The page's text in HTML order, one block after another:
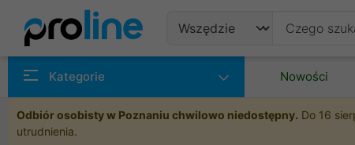
Kategorie Nowości
Odbiór osobisty w Poznaniu chwilowo niedostępny. Do 16
utrudnienia.